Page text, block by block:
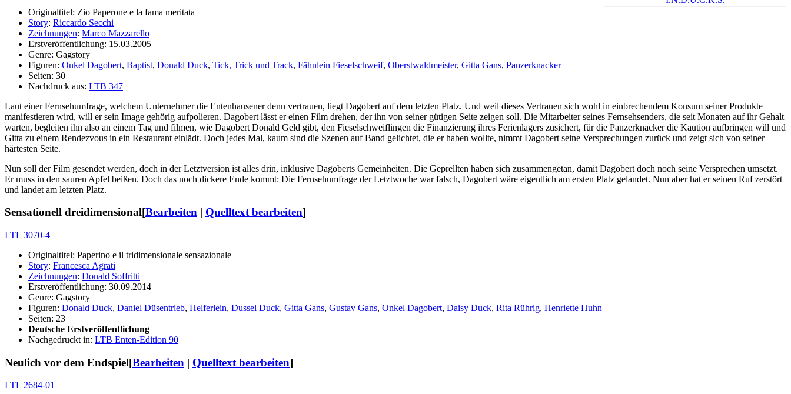
Originaltitel: Zio Paperone e la fama meritata
Story: Riccardo Secchi
Zeichnungen: Marco Mazzarello
Erstveröffentlichung: 15.03.2005
Genre: Gagstory
Figuren: Onkel Dagobert, Baptist, Donald Duck, Tick, Trick und Track, Fähnlein Fieselschweif, Oberstwaldmeister, Gitta Gans, Panzerknacker
Seiten: 30
Nachdruck aus: LTB 347
Laut einer Fernsehumfrage, welchem Unternehmer die Entenhausener denn vertrauen, liegt Dagobert auf dem letzten Platz. Und weil dieses Vertrauen sich wohl in einbrechendem Konsum seiner Produkte
manifestieren wird, will er sein Image gehörig aufpolieren. Dagobert lässt er einen Film drehen, der ihn von seiner gütigen Seite zeigen soll. Die Mitarbeiter seines Fernsehsenders, die seit Monaten auf ihr Gehalt
warten, begleiten ihn also an einem Tag und filmen, wie Dagobert Donald Geld gibt, den Fieselschweiflingen die Finanzierung ihres Ferienlagers zusichert, für die Panzerknacker die Kaution aufbringen will und
Gitta zu einem Rendezvous in ein Restaurant einlädt. Doch jedes Mal, kaum sind die Szenen auf Band gelichtet, die er haben wollte, nimmt Dagobert seine Versprechungen zurück und zeigt sich von seiner
härtesten Seite.
Nun soll der Film gesendet werden, doch in der Letztversion ist alles drin, inklusive Dagoberts Gemeinheiten. Die Geprellten haben sich zusammengetan, damit Dagobert doch noch seine Versprechen umsetzt.
Er muss in den sauren Apfel beißen. Doch das noch dickere Ende kommt: Die Fernsehumfrage der Letztwoche war falsch, Dagobert wäre eigentlich am ersten Platz gelandet. Nun aber hat er seinen Ruf zerstört
und landet am letzten Platz.
Sensationell dreidimensional[Bearbeiten | Quelltext bearbeiten]
I TL 3070-4
Originaltitel: Paperino e il tridimensionale sensazionale
Story: Francesca Agrati
Zeichnungen: Donald Soffritti
Erstveröffentlichung: 30.09.2014
Genre: Gagstory
Figuren: Donald Duck, Daniel Düsentrieb, Helferlein, Dussel Duck, Gitta Gans, Gustav Gans, Onkel Dagobert, Daisy Duck, Rita Rührig, Henriette Huhn
Seiten: 23
Deutsche Erstveröffentlichung
Nachgedruckt in: LTB Enten-Edition 90
Neulich vor dem Endspiel[Bearbeiten | Quelltext bearbeiten]
I TL 2684-01